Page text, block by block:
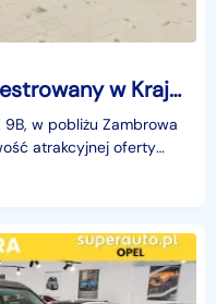
Opel Combo 2018r Zarejestrowany w Kraju !
9B, w pobliżu Zambrowa
atrakcyjnej oferty
się